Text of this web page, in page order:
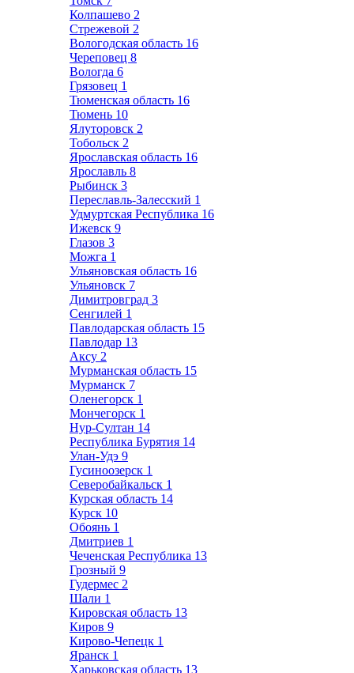
Колпашево 2
Стрежевой 2
Вологодская область 16
Череповец 8
Вологда 6
Грязовец 1
Тюменская область 16
Тюмень 10
Ялуторовск 2
Тобольск 2
Ярославская область 16
Ярославль 8
Рыбинск 3
Переславль-Залесский 1
Удмуртская Республика 16
Ижевск 9
Глазов 3
Можга 1
Ульяновская область 16
Ульяновск 7
Димитровград 3
Сенгилей 1
Павлодарская область 15
Павлодар 13
Аксу 2
Мурманская область 15
Мурманск 7
Оленегорск 1
Мончегорск 1
Нур-Султан 14
Республика Бурятия 14
Улан-Удэ 9
Гусиноозерск 1
Северобайкальск 1
Курская область 14
Курск 10
Обоянь 1
Дмитриев 1
Чеченская Республика 13
Грозный 9
Гудермес 2
Шали 1
Кировская область 13
Киров 9
Кирово-Чепецк 1
Яранск 1
Харьковская область 13